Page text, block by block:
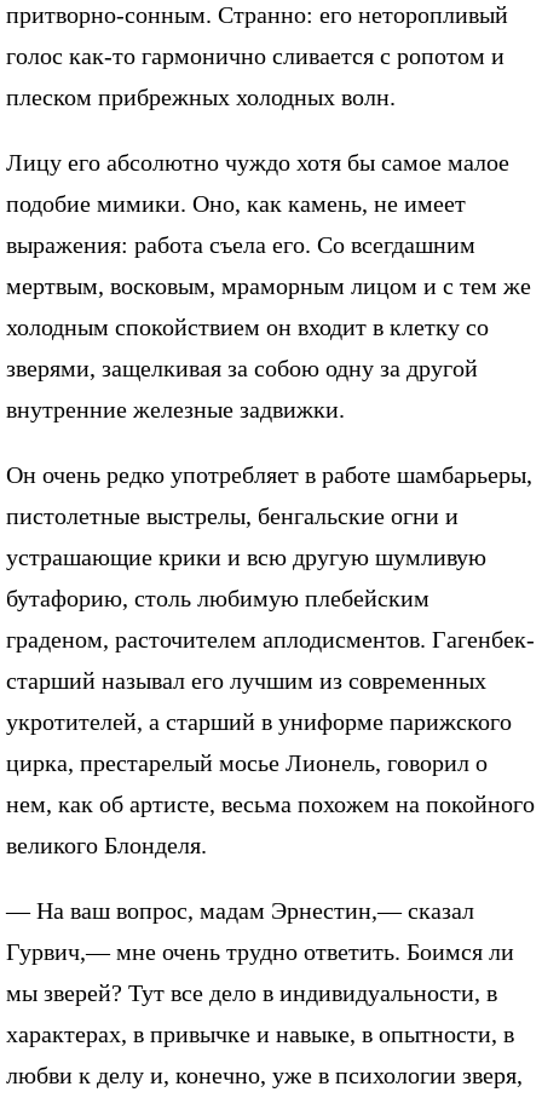
притворно-сонным. Странно: его неторопливый
голос как-то гармонично сливается с ропотом и
плеском прибрежных холодных волн.
Лицу его абсолютно чуждо хотя бы самое малое
подобие мимики. Оно, как камень, не имеет
выражения: работа съела его. Со всегдашним
мертвым, восковым, мраморным лицом и с тем же
холодным спокойствием он входит в клетку со
зверями, защелкивая за собою одну за другой
внутренние железные задвижки.
Он очень редко употребляет в работе шамбарьеры,
пистолетные выстрелы, бенгальские огни и
устрашающие крики и всю другую шумливую
бутафорию, столь любимую плебейским
граденом, расточителем аплодисментов. Гагенбек-
старший называл его лучшим из современных
укротителей, а старший в униформе парижского
цирка, престарелый мосье Лионель, говорил о
нем, как об артисте, весьма похожем на покойного
великого Блонделя.
— На ваш вопрос, мадам Эрнестин,— сказал
Гурвич,— мне очень трудно ответить. Боимся ли
мы зверей? Тут все дело в индивидуальности, в
характерах, в привычке и навыке, в опытности, в
любви к делу и, конечно, уже в психологии зверя,